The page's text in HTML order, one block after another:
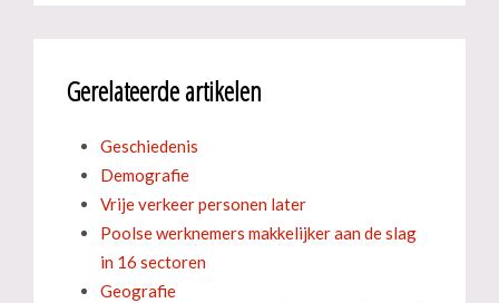
Gerelateerde artikelen
Geschiedenis
Demografie
Vrije verkeer personen later
Poolse werknemers makkelijker aan de slag
in 16 sectoren
Geografie